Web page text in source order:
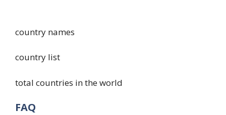
country names
country list
total countries in the world
FAQ